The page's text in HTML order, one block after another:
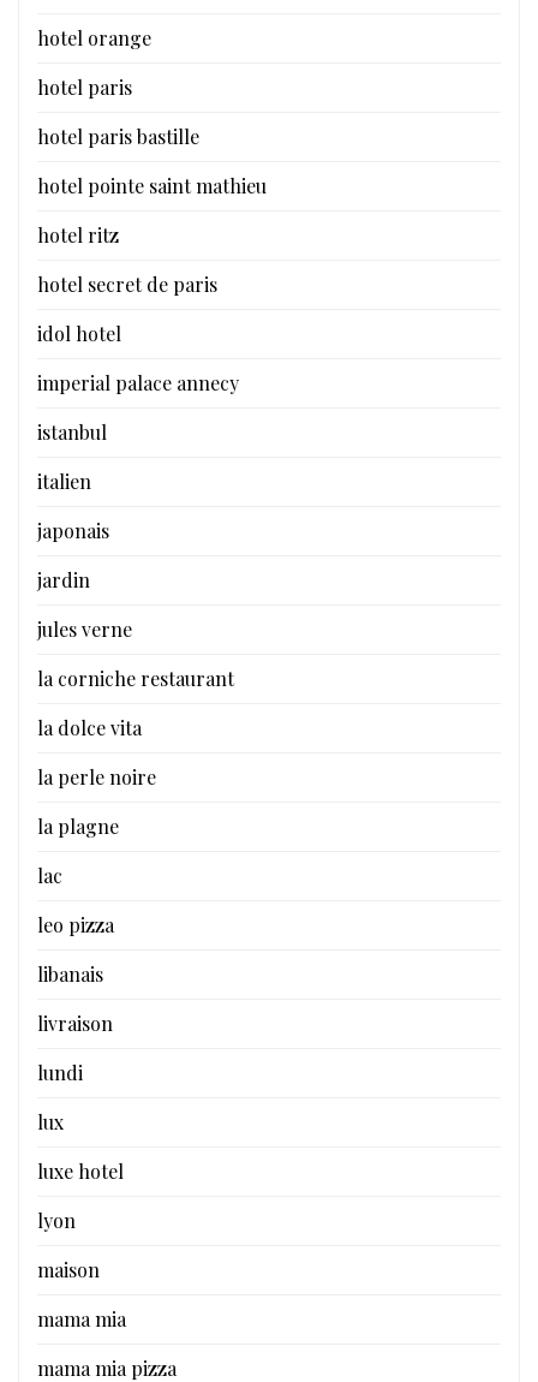
hotel orange
hotel paris
hotel paris bastille
hotel pointe saint mathieu
hotel ritz
hotel secret de paris
idol hotel
imperial palace annecy
istanbul
italien
japonais
jardin
jules verne
la corniche restaurant
la dolce vita
la perle noire
la plagne
lac
leo pizza
libanais
livraison
lundi
lux
luxe hotel
lyon
maison
mama mia
mama mia pizza